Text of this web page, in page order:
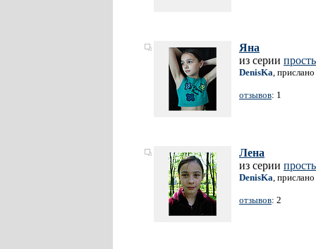
Яна
из серии
DenisKa,
отзывов: 1
Лена
из серии
DenisKa,
отзывов: 2